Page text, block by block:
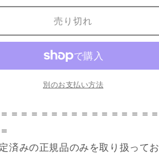
売り切れ
別のお支払い方法
＝＝＝＝＝＝＝＝＝＝＝＝＝＝＝
済みの正規品のみを取り扱ってお